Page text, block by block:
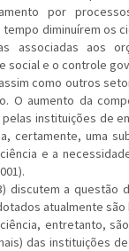
por
diminuírem os
associadas aos
e o controle
como outros
O aumento da
instituições de
certamente, uma
e a
a questão da
atualmente
entretanto,
das instituições